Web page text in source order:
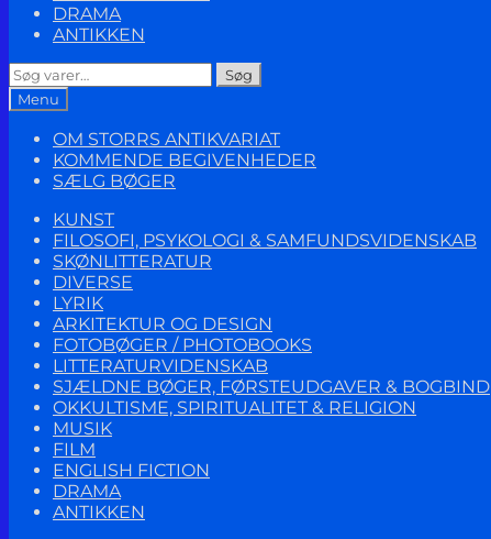
DRAMA
ANTIKKEN
Søg
efter:
Søg
Menu
OM STORRS ANTIKVARIAT
KOMMENDE BEGIVENHEDER
SÆLG BØGER
KUNST
FILOSOFI, PSYKOLOGI & SAMFUNDSVIDENSKAB
SKØNLITTERATUR
DIVERSE
LYRIK
ARKITEKTUR OG DESIGN
FOTOBØGER / PHOTOBOOKS
LITTERATURVIDENSKAB
SJÆLDNE BØGER, FØRSTEUDGAVER & BOGBIND
OKKULTISME, SPIRITUALITET & RELIGION
MUSIK
FILM
ENGLISH FICTION
DRAMA
ANTIKKEN